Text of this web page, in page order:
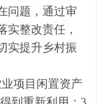
问题，通过审
实整改责任，
实提升乡村振
项目闲置资产